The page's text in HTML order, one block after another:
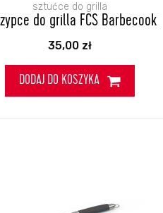
sztućce do grilla
do grilla FCS Barbecook
35,00 zł
DODAJ DO KOSZYKA